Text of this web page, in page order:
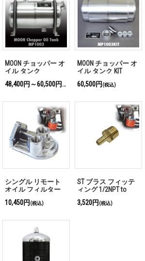
MOON チョッパー オ
イル タンク
48,400円～60,500円
(税込)
MOON チョッパー オ
イル タンク KIT
60,500円 (税込)
シングル リモート
オイル フィルター
ブラケット
10,450円 (税込)
ST ブラス フィッテ
ィング 1/2NPT to
3/8ID
3,520円 (税込)